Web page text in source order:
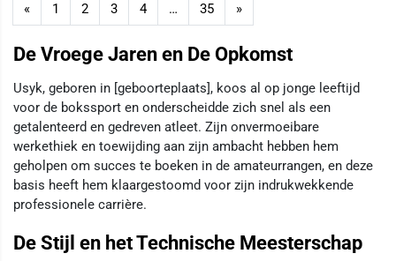
« 1 2 3 4 … 35 »
De Vroege Jaren en De Opkomst
Usyk, geboren in [geboorteplaats], koos al op jonge leeftijd
voor de bokssport en onderscheidde zich snel als een
getalenteerd en gedreven atleet. Zijn onvermoeibare
werkethiek en toewijding aan zijn ambacht hebben hem
geholpen om succes te boeken in de amateurrangen, en deze
basis heeft hem klaargestoomd voor zijn indrukwekkende
professionele carrière.
De Stijl en het Technische Meesterschap